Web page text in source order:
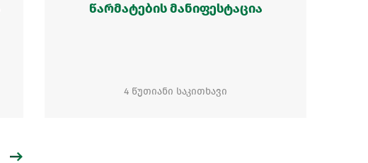
წარმატების მანიფესტაცია
4 წუთიანი საკითხავი